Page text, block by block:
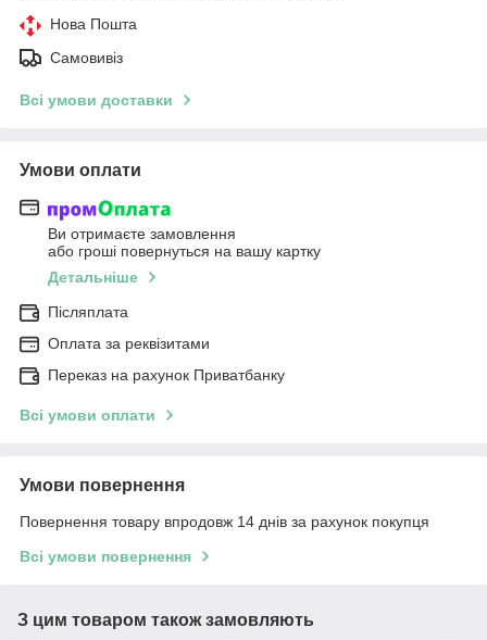
Нова Пошта
Самовивіз
Всі умови доставки
Умови оплати
Ви отримаєте замовлення
або гроші повернуться на вашу картку
Детальніше
Післяплата
Оплата за реквізитами
Переказ на рахунок Приватбанку
Всі умови оплати
Умови повернення
Повернення товару впродовж 14 днів за рахунок покупця
Всі умови повернення
З цим товаром також замовляють